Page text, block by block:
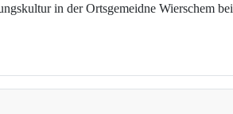
in der Ortsgemeidne Wierschem bei